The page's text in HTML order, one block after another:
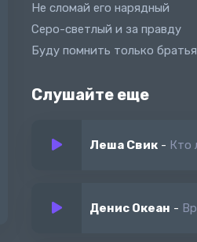
Не сломай его нарядный
Серо-светлый и за правду
Буду помнить только братья
Слушайте еще
Леша Свик - Кто
Денис Океан -